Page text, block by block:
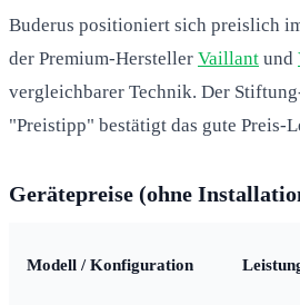
Buderus positioniert sich preislich
der Premium-Hersteller Vaillant und
vergleichbarer Technik. Der
"Preistipp" bestätigt das gute Preis-
Gerätepreise (ohne
Modell / Konfiguration